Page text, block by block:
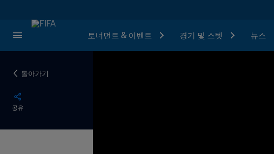
토너먼트 & 이벤트 경기 및 스텟 뉴스
돌아가기
공유